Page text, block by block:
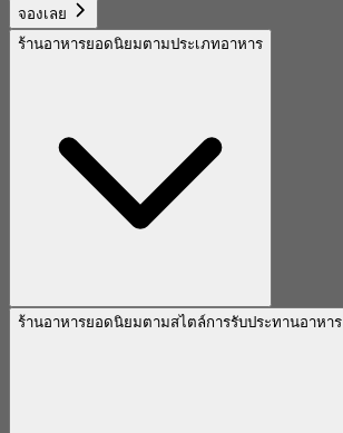
จองเลย
ร้านอาหารยอดนิยมตามประเภทอาหาร
ร้านอาหารยอดนิยมตามสไตล์การรับประทานอาหาร